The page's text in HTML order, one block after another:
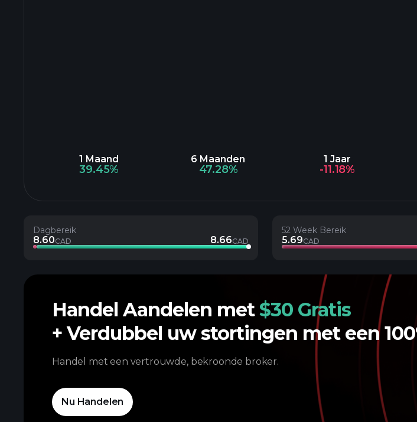
1 Maand
39.45%
6 Maanden
47.28%
1 Jaar
-11.18%
Dagbereik
8.60CAD 8.66CAD
52 Week Bereik
5.69CAD
Handel Aandelen met$30 Gratis
+ Verdubbel uw stortingen met een
Handel met een vertrouwde, bekroonde broker.
Nu Handelen